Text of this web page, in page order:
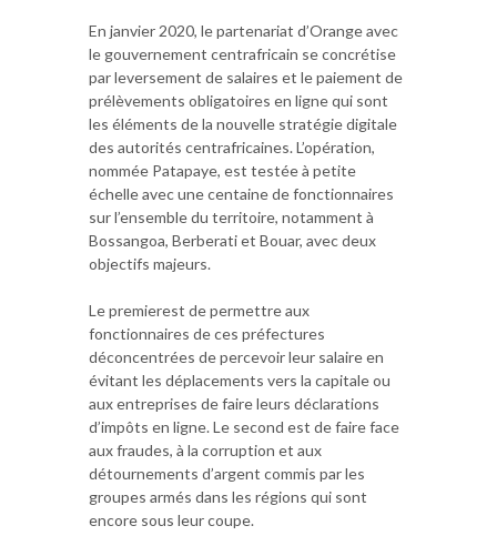
En janvier 2020, le partenariat d’Orange avec
le gouvernement centrafricain se concrétise
par leversement de salaires et le paiement de
prélèvements obligatoires en ligne qui sont
les éléments de la nouvelle stratégie digitale
des autorités centrafricaines. L’opération,
nommée Patapaye, est testée à petite
échelle avec une centaine de fonctionnaires
sur l’ensemble du territoire, notamment à
Bossangoa, Berberati et Bouar, avec deux
objectifs majeurs.
Le premierest de permettre aux
fonctionnaires de ces préfectures
déconcentrées de percevoir leur salaire en
évitant les déplacements vers la capitale ou
aux entreprises de faire leurs déclarations
d’impôts en ligne. Le second est de faire face
aux fraudes, à la corruption et aux
détournements d’argent commis par les
groupes armés dans les régions qui sont
encore sous leur coupe.